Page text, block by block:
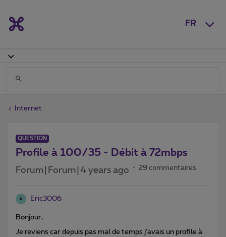
FR
Internet
QUESTION
Profile à 100/35 - Débit à 72mbps
Forum|Forum|4 years ago 29 commentaires
E Eric3006
Bonjour,
Je reviens car depuis pas mal de temps j’avais un profile à